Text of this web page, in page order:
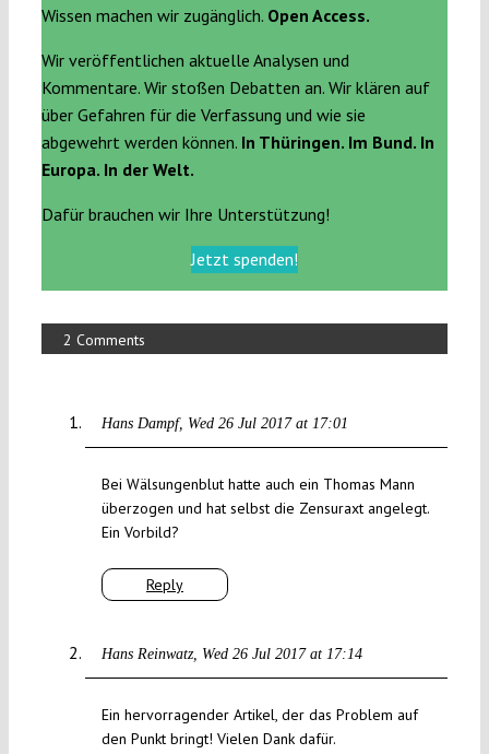
Wissen machen wir zugänglich. Open Access.
Wir veröffentlichen aktuelle Analysen und
Kommentare. Wir stoßen Debatten an. Wir klären auf
über Gefahren für die Verfassung und wie sie
abgewehrt werden können. In Thüringen. Im Bund. In
Europa. In der Welt.
Dafür brauchen wir Ihre Unterstützung!
Jetzt spenden!
2 Comments
Hans Dampf Wed 26 Jul 2017 at 17:01
Reply
Bei Wälsungenblut hatte auch ein Thomas Mann
überzogen und hat selbst die Zensuraxt angelegt.
Ein Vorbild?
Hans Reinwatz Wed 26 Jul 2017 at 17:14
Ein hervorragender Artikel, der das Problem auf
den Punkt bringt! Vielen Dank dafür.